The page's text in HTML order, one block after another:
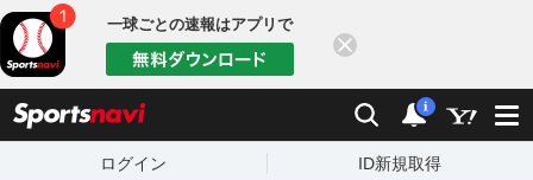
一球ごとの速報はアプリで
検索 通知
i
ログイン ID新規取得